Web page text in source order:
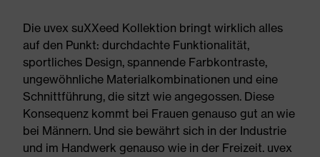
Die uvex suXXeed Kollektion bringt wirklich alles
auf den Punkt: durchdachte Funktionalität,
sportliches Design, spannende Farbkontraste,
ungewöhnliche Materialkombinationen und eine
Schnittführung, die sitzt wie angegossen. Diese
Konsequenz kommt bei Frauen genauso gut an wie
bei Männern. Und sie bewährt sich in der Industrie
und im Handwerk genauso wie in der Freizeit. uvex